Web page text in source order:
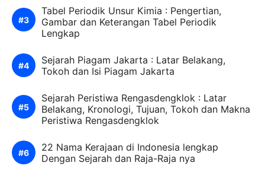
Tabel Periodik Unsur Kimia : Pengertian,
Gambar dan Keterangan Tabel Periodik
Lengkap
Sejarah Piagam Jakarta : Latar Belakang,
Tokoh dan Isi Piagam Jakarta
Sejarah Peristiwa Rengasdengklok : Latar
Belakang, Kronologi, Tujuan, Tokoh dan Makna
Peristiwa Rengasdengklok
22 Nama Kerajaan di Indonesia lengkap
Dengan Sejarah dan Raja-Raja nya